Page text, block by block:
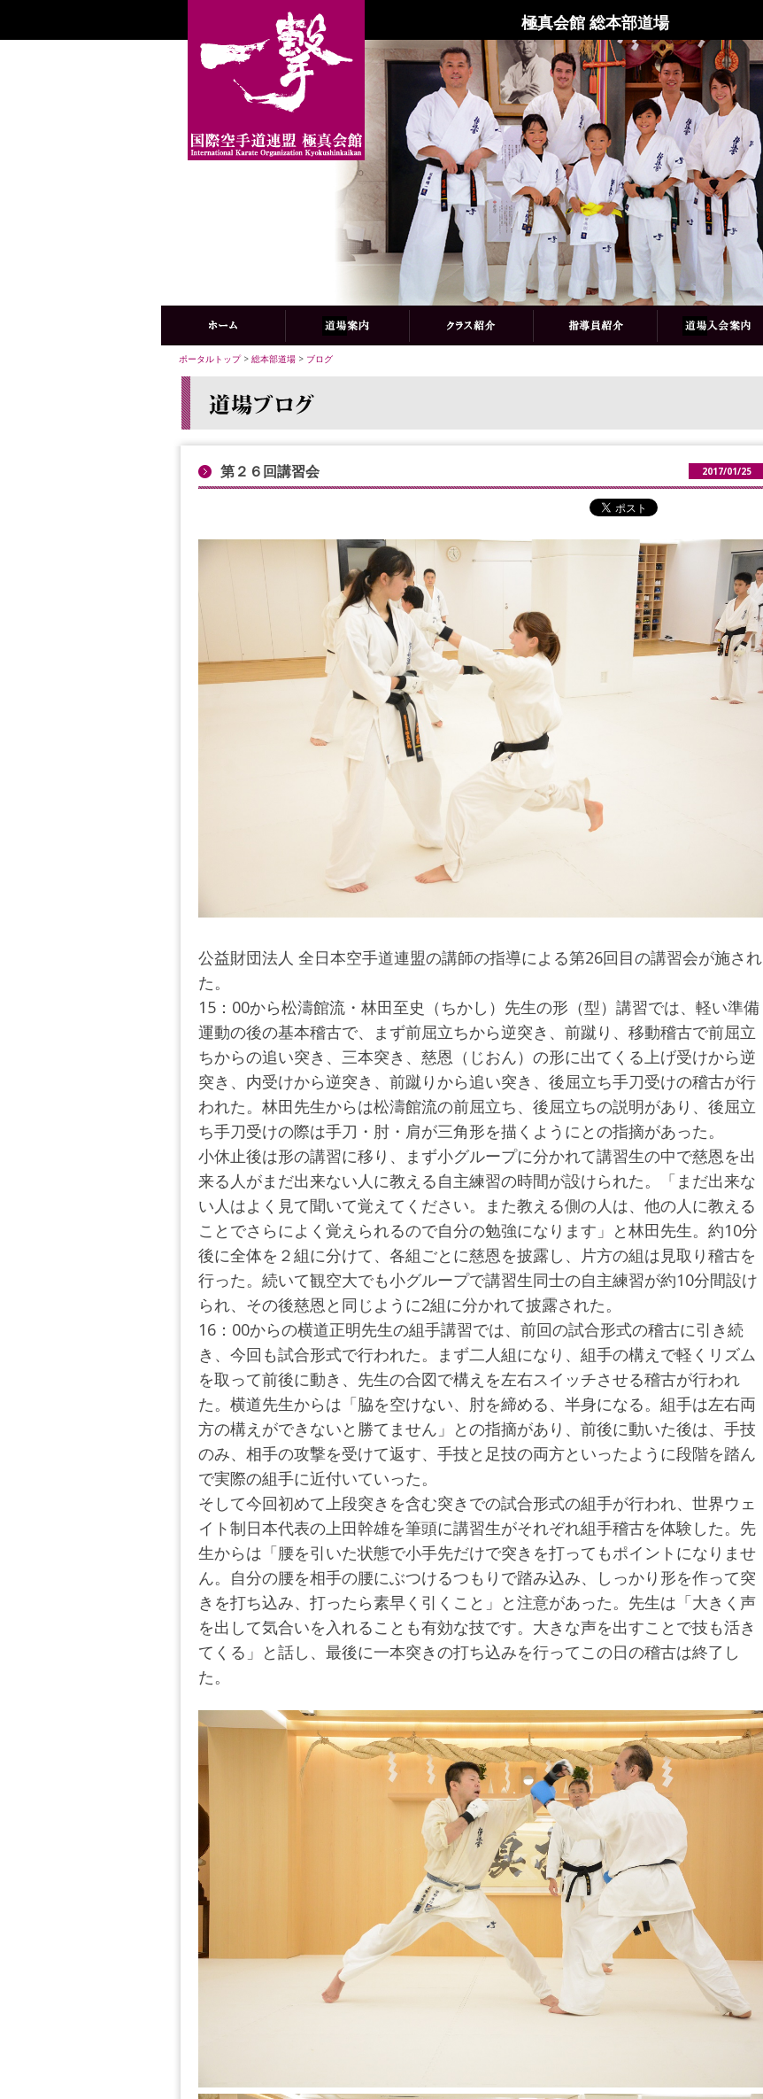
極真会館 総本部道場
ポータルトップ> 総本部道場 > ブログ
第２６回講習会 2017/01/25
公益財団法人 全日本空手道連盟の講師の指導による第26回目の講習会が施され
た。
15：00から松濤館流・林田至史（ちかし）先生の形（型）講習では、軽い準備
運動の後の基本稽古で、まず前屈立ちから逆突き、前蹴り、移動稽古で前屈立
ちからの追い突き、三本突き、慈恩（じおん）の形に出てくる上げ受けから逆
突き、内受けから逆突き、前蹴りから追い突き、後屈立ち手刀受けの稽古が行
われた。林田先生からは松濤館流の前屈立ち、後屈立ちの説明があり、後屈立
ち手刀受けの際は手刀・肘・肩が三角形を描くようにとの指摘があった。
小休止後は形の講習に移り、まず小グループに分かれて講習生の中で慈恩を出
来る人がまだ出来ない人に教える自主練習の時間が設けられた。「まだ出来な
い人はよく見て聞いて覚えてください。また教える側の人は、他の人に教える
ことでさらによく覚えられるので自分の勉強になります」と林田先生。約10分
後に全体を２組に分けて、各組ごとに慈恩を披露し、片方の組は見取り稽古を
行った。続いて観空大でも小グループで講習生同士の自主練習が約10分間設け
られ、その後慈恩と同じように2組に分かれて披露された。
16：00からの横道正明先生の組手講習では、前回の試合形式の稽古に引き続
き、今回も試合形式で行われた。まず二人組になり、組手の構えで軽くリズム
を取って前後に動き、先生の合図で構えを左右スイッチさせる稽古が行われ
た。横道先生からは「脇を空けない、肘を締める、半身になる。組手は左右両
方の構えができないと勝てません」との指摘があり、前後に動いた後は、手技
のみ、相手の攻撃を受けて返す、手技と足技の両方といったように段階を踏ん
で実際の組手に近付いていった。
そして今回初めて上段突きを含む突きでの試合形式の組手が行われ、世界ウェ
イト制日本代表の上田幹雄を筆頭に講習生がそれぞれ組手稽古を体験した。先
生からは「腰を引いた状態で小手先だけで突きを打ってもポイントになりませ
ん。自分の腰を相手の腰にぶつけるつもりで踏み込み、しっかり形を作って突
きを打ち込み、打ったら素早く引くこと」と注意があった。先生は「大きく声
を出して気合いを入れることも有効な技です。大きな声を出すことで技も活き
てくる」と話し、最後に一本突きの打ち込みを行ってこの日の稽古は終了し
た。